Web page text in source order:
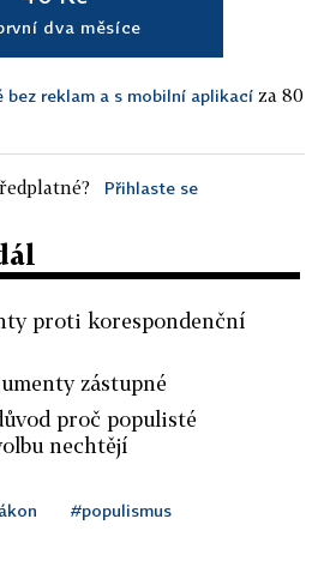
dva měsíce
bez reklam a s mobilní aplikací za 80
Přihlaste se
proti korespondenční
zástupné
proč populisté
nechtějí
#populismus